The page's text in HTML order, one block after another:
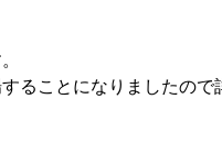
ることになりましたので